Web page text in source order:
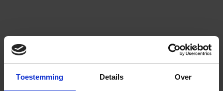
Toestemming Details Over